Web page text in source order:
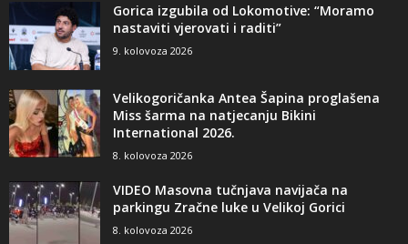
Gorica izgubila od Lokomotive: “Moramo
nastaviti vjerovati i raditi”
9. kolovoza 2026
Velikogoričanka Antea Šapina proglašena
Miss šarma na natjecanju Bikini
International 2026.
8. kolovoza 2026
VIDEO Masovna tučnjava navijača na
parkingu Zračne luke u Velikoj Gorici
8. kolovoza 2026